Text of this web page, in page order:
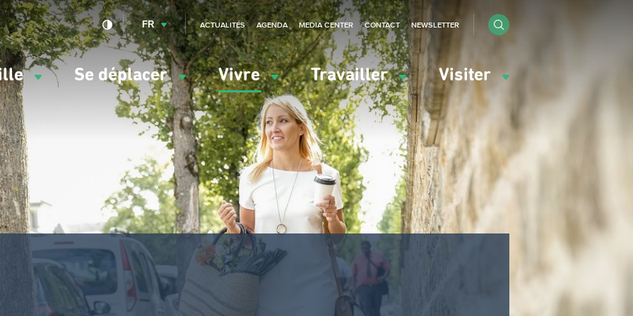
Se déplacer Vivre Travailler Visiter
FR ACTUALITÉS AGENDA MEDIA CENTER CONTACT NEWSLETTER